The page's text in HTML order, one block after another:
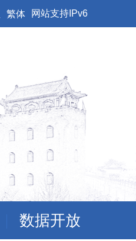
繁体 网站支持IPv6
数据开放